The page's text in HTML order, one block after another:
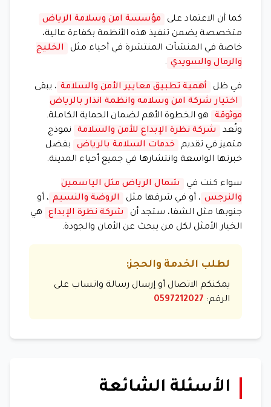
كما أن الاعتماد على
مؤسسة امن وسلامة الرياض
متخصصة يضمن تنفيذ هذه الأنظمة بكفاءة عالية،
خاصة في المنشآت المنتشرة في أحياء مثل
الخليج
والرمال والسويدي .
في ظل أهمية تطبيق معايير الأمن والسلامة ، يبقى
اختيار شركة امن وسلامه وانظمة انذار بالرياض
موثوقة
هو الخطوة الأهم لضمان الحماية الكاملة.
وتُعد
شركة نظرة الإبداع للأمن والسلامة
نموذج
متميز في تقديم
خدمات السلامة بالرياض
بفضل
خبرتها الواسعة وانتشارها في جميع أحياء المدينة.
سواء كنت في
شمال الرياض مثل الياسمين
والنرجس ، أو في شرقها مثل الروضة والنسيم ، أو
جنوبها مثل الشفا، ستجد أن
شركة نظرة الإبداع
هي
الخيار الأمثل لكل من يبحث عن الأمان والجودة.
لطلب الخدمة والحجز:
يمكنكم الاتصال أو إرسال رسالة واتساب على
الرقم: 0597212027
الأسئلة الشائعة